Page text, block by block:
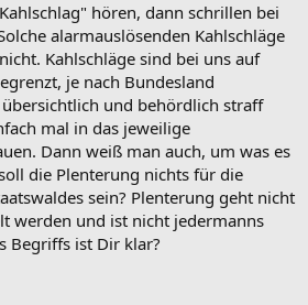
hören, dann schrillen bei
alarmauslösenden Kahlschläge
Kahlschläge sind bei uns auf
je nach Bundesland
und behördlich straff
mal in das jeweilige
Dann weiß man auch, um was es
die Plenterung nichts für die
sein? Plenterung geht nicht
werden und ist nicht jedermanns
Begriffs ist Dir klar?